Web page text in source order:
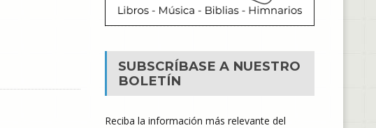
SUBSCRÍBASE A NUESTRO
BOLETÍN
Reciba la información más relevante del